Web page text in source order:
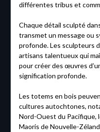
différentes tribus et
Chaque détail sculpté
transmet un message ou
profonde. Les sculpteurs
artisans talentueux qui
pour créer des œuvres
signification profonde.
Les totems en bois
cultures autochtones,
Nord-Ouest du Pacifique,
Maoris de Nouvelle-